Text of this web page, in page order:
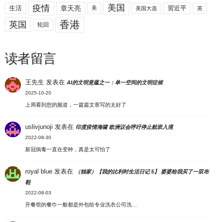
生活 疫情 章天亮 美 美国 美国大选 習近平 英
英国 轮回 香港
读者留言
王先生 发表在AI的文明意蕴之一：单一空间的文明症候
2025-10-20
上周看到您的频道，一篇篇文章写的太好了
uslivjunoji 发表在 印度疫情海啸 欧洲议会呼吁停止航班入境
2022-08-30
新冠病毒一直在变种，真是太可怕了
royal blue 发表在
（独家）【我的比利时生活日记 5】 婆婆给我买了一双布
鞋
2022-08-03
开餐馆的餐巾一般都是外包给专业洗衣公司洗…